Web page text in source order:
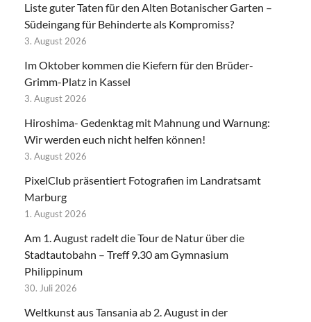
Liste guter Taten für den Alten Botanischer Garten –
Südeingang für Behinderte als Kompromiss?
3. August 2026
Im Oktober kommen die Kiefern für den Brüder-
Grimm-Platz in Kassel
3. August 2026
Hiroshima- Gedenktag mit Mahnung und Warnung:
Wir werden euch nicht helfen können!
3. August 2026
PixelClub präsentiert Fotografien im Landratsamt
Marburg
1. August 2026
Am 1. August radelt die Tour de Natur über die
Stadtautobahn – Treff 9.30 am Gymnasium
Philippinum
30. Juli 2026
Weltkunst aus Tansania ab 2. August in der